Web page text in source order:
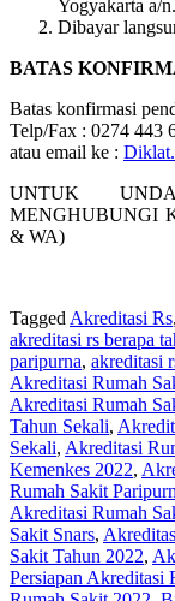
Yogyakarta a/
Dibayar
BATAS
Batas konfirmasi
Telp/Fax : 0274 443
atau email ke :
UNTUK
MENGHUBUNGI
& WA)
Tagged Akreditasi Rs,
akreditasi rs berapa
paripurna, akreditasi
Akreditasi Rumah
Akreditasi Rumah
Tahun Sekali,
Sekali, Akreditasi
Kemenkes 2022,
Rumah Sakit
Akreditasi Rumah
Sakit Snars,
Sakit Tahun 2022,
Persiapan Akreditasi